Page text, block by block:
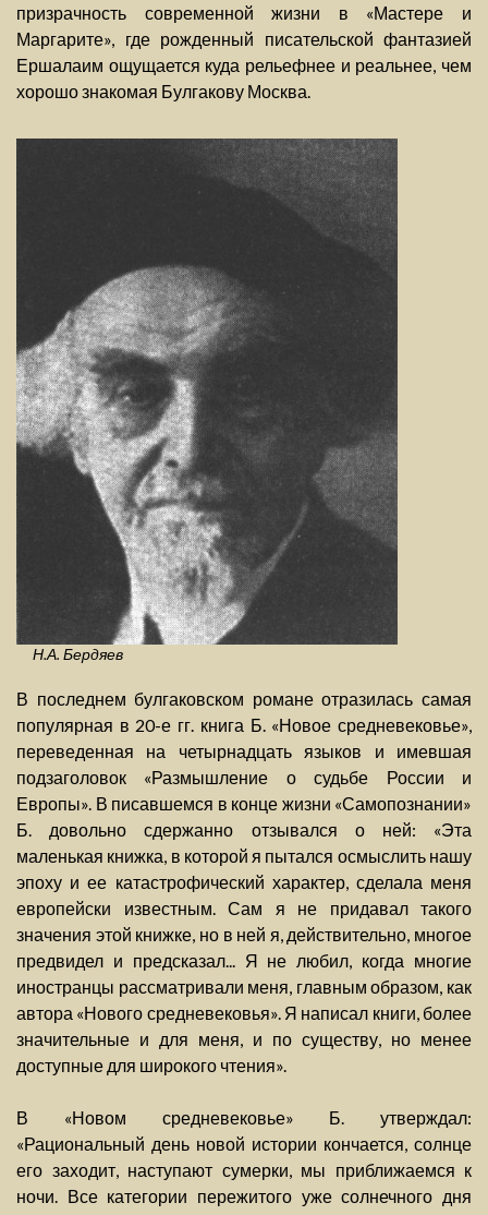
призрачность современной жизни в «Мастере и
Маргарите», где рожденный писательской фантазией
Ершалаим ощущается куда рельефнее и реальнее, чем
хорошо знакомая Булгакову Москва.
Н.А. Бердяев
В последнем булгаковском романе отразилась самая
популярная в 20-е гг. книга Б. «Новое средневековье»,
переведенная на четырнадцать языков и имевшая
подзаголовок «Размышление о судьбе России и
Европы». В писавшемся в конце жизни «Самопознании»
Б. довольно сдержанно отзывался о ней: «Эта
маленькая книжка, в которой я пытался осмыслить нашу
эпоху и ее катастрофический характер, сделала меня
европейски известным. Сам я не придавал такого
значения этой книжке, но в ней я, действительно, многое
предвидел и предсказал... Я не любил, когда многие
иностранцы рассматривали меня, главным образом, как
автора «Нового средневековья». Я написал книги, более
значительные и для меня, и по существу, но менее
доступные для широкого чтения».
В «Новом средневековье» Б. утверждал:
«Рациональный день новой истории кончается, солнце
его заходит, наступают сумерки, мы приближаемся к
ночи. Все категории пережитого уже солнечного дня